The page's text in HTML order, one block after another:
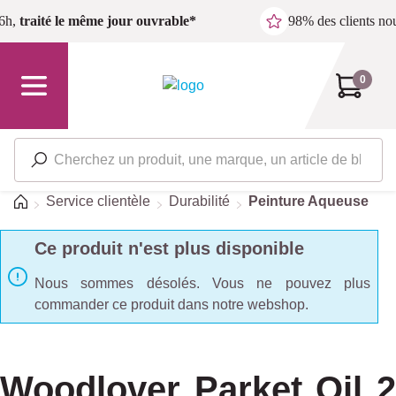
Passer au contenu principal
traité le même jour ouvrable* 98% des clients
0
Accueil
Service clientèle Durabilité Peinture Aqueuse
Ce produit n'est plus disponible
Nous sommes désolés. Vous ne pouvez plus
commander ce produit dans notre webshop.